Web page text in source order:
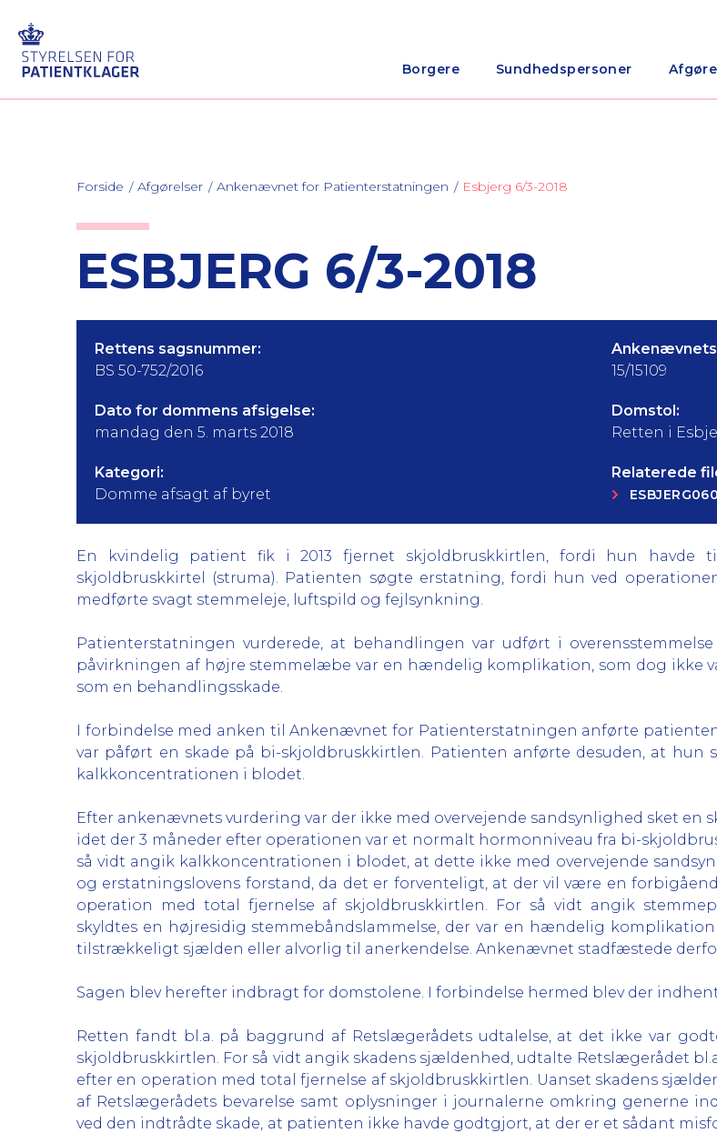
Borgere Sundhedspersoner
Forside Afgørelser Ankenævnet for Patienterstatningen Esbjerg 6/3-2018
ESBJERG 6/3-2018
Rettens sagsnummer:
BS 50-752/2016
15/15109
Dato for dommens afsigelse:
mandag den 5. marts 2018
Domstol:
Retten i
Kategori:
Domme afsagt af byret
Relaterede
En kvindelig patient fik i 2013 fjernet skjoldbruskkirtlen, fordi hun havde
skjoldbruskkirtel (struma). Patienten søgte erstatning, fordi hun ved
medførte svagt stemmeleje, luftspild og fejlsynkning.
Patienterstatningen vurderede, at behandlingen var udført i
påvirkningen af højre stemmelæbe var en hændelig komplikation, som dog ikke
som en behandlingsskade.
I forbindelse med anken til Ankenævnet for Patienterstatningen anførte
var påført en skade på bi-skjoldbruskkirtlen. Patienten anførte desuden, at hun
kalkkoncentrationen i blodet.
Efter ankenævnets vurdering var der ikke med overvejende sandsynlighed sket en
idet der 3 måneder efter operationen var et normalt hormonniveau fra bi-
så vidt angik kalkkoncentrationen i blodet, at dette ikke med overvejende
og erstatningslovens forstand, da det er forventeligt, at der vil være en
operation med total fjernelse af skjoldbruskkirtlen. For så vidt angik
skyldtes en højresidig stemmebåndslammelse, der var en hændelig
tilstrækkeligt sjælden eller alvorlig til anerkendelse. Ankenævnet stadfæstede
Sagen blev herefter indbragt for domstolene. I forbindelse hermed blev der
Retten fandt bl.a. på baggrund af Retslægerådets udtalelse, at det ikke var
skjoldbruskkirtlen. For så vidt angik skadens sjældenhed, udtalte Retslægerådet
efter en operation med total fjernelse af skjoldbruskkirtlen. Uanset skadens
af Retslægerådets bevarelse samt oplysninger i journalerne omkring generne
ved den indtrådte skade, at patienten ikke havde godtgjort, at der er et sådant